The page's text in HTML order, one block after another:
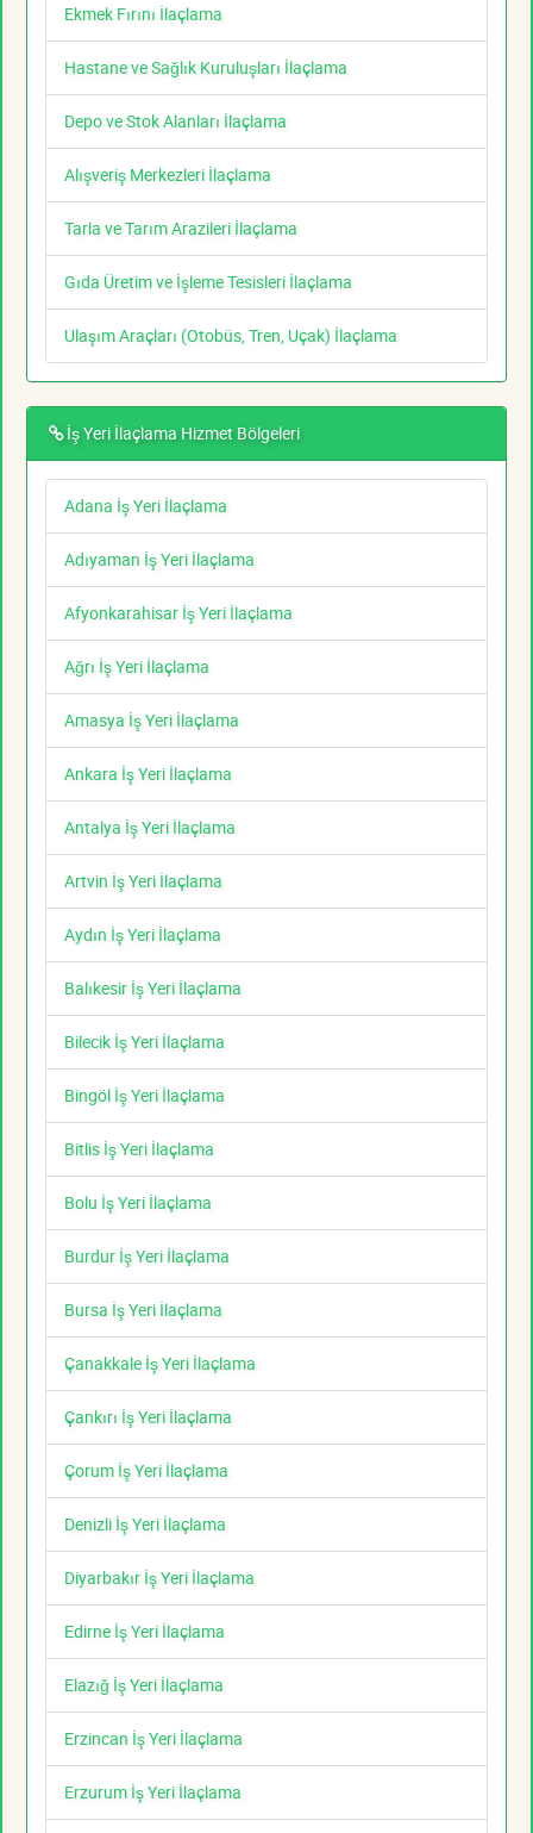
Ekmek Fırını İlaçlama
Hastane ve Sağlık Kuruluşları İlaçlama
Depo ve Stok Alanları İlaçlama
Alışveriş Merkezleri İlaçlama
Tarla ve Tarım Arazileri İlaçlama
Gıda Üretim ve İşleme Tesisleri İlaçlama
Ulaşım Araçları (Otobüs, Tren, Uçak) İlaçlama
İş Yeri İlaçlama Hizmet Bölgeleri
Adana İş Yeri İlaçlama
Adıyaman İş Yeri İlaçlama
Afyonkarahisar İş Yeri İlaçlama
Ağrı İş Yeri İlaçlama
Amasya İş Yeri İlaçlama
Ankara İş Yeri İlaçlama
Antalya İş Yeri İlaçlama
Artvin İş Yeri İlaçlama
Aydın İş Yeri İlaçlama
Balıkesir İş Yeri İlaçlama
Bilecik İş Yeri İlaçlama
Bingöl İş Yeri İlaçlama
Bitlis İş Yeri İlaçlama
Bolu İş Yeri İlaçlama
Burdur İş Yeri İlaçlama
Bursa İş Yeri İlaçlama
Çanakkale İş Yeri İlaçlama
Çankırı İş Yeri İlaçlama
Çorum İş Yeri İlaçlama
Denizli İş Yeri İlaçlama
Diyarbakır İş Yeri İlaçlama
Edirne İş Yeri İlaçlama
Elazığ İş Yeri İlaçlama
Erzincan İş Yeri İlaçlama
Erzurum İş Yeri İlaçlama